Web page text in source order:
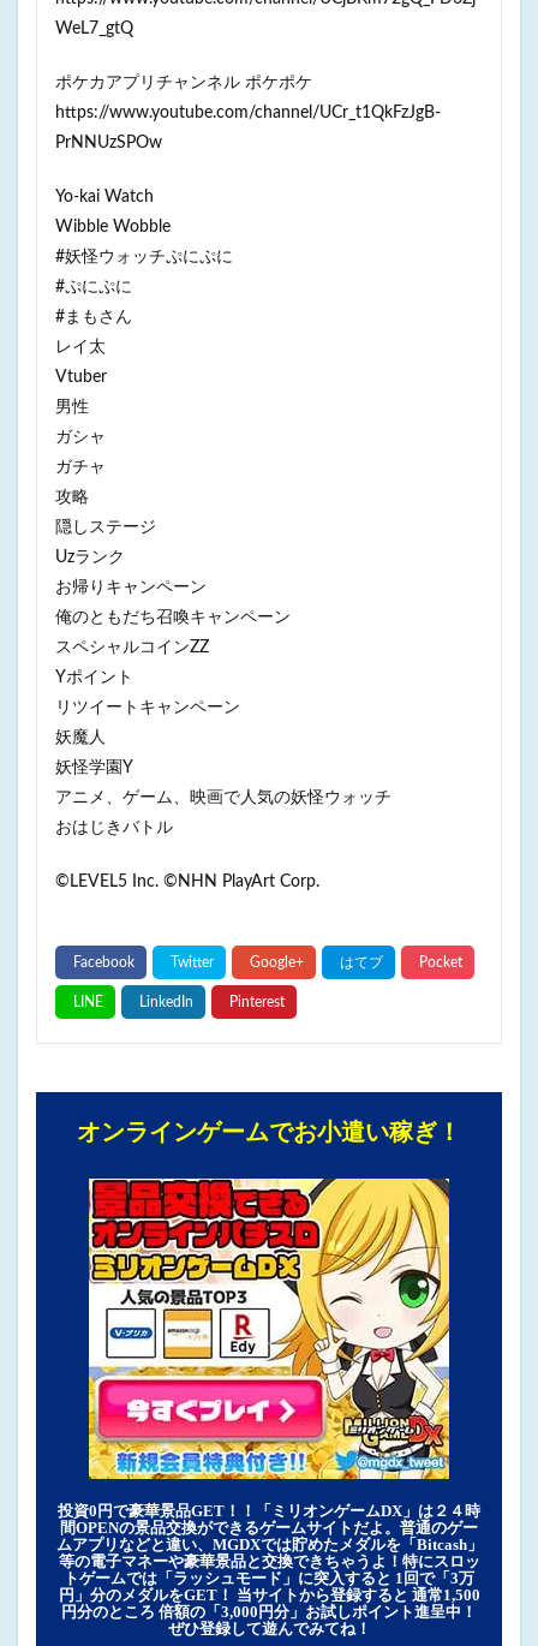
WeL7_gtQ
ポケカアプリチャンネル ポケポケ
https://www.youtube.com/channel/UCr_t1QkFzJgB-
PrNNUzSPOw
Yo-kai Watch
Wibble Wobble
#妖怪ウォッチぷにぷに
#ぷにぷに
#まもさん
レイ太
Vtuber
男性
ガシャ
ガチャ
攻略
隠しステージ
Uzランク
お帰りキャンペーン
俺のともだち召喚キャンペーン
スペシャルコインZZ
Yポイント
リツイートキャンペーン
妖魔人
妖怪学園Y
アニメ、ゲーム、映画で人気の妖怪ウォッチ
おはじきバトル
©LEVEL5 Inc. ©NHN PlayArt Corp.
オンラインゲームでお小遣い稼ぎ！
投資0円で豪華景品GET！！「ミリオンゲームDX」は２４時
間OPENの景品交換ができるゲームサイトだよ。普通のゲー
ムアプリなどと違い、MGDXでは貯めたメダルを「Bitcash」
等の電子マネーや豪華景品と交換できちゃうよ！特にスロッ
トゲームでは「ラッシュモード」に突入すると 1回で「3万
円」分のメダルをGET！ 当サイトから登録すると 通常1,500
円分のところ 倍額の「3,000円分」お試しポイント進呈中！
ぜひ登録して遊んでみてね！